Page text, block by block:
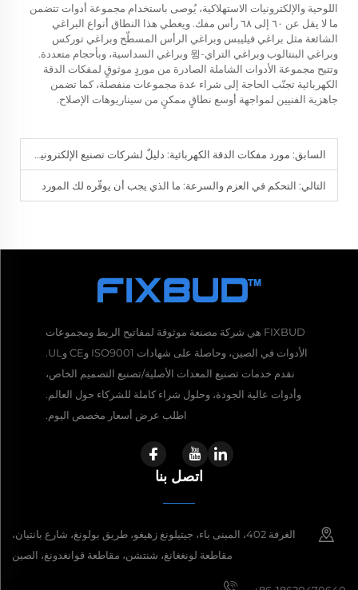
اللوحية والإلكترونيات الاستهلاكية، يُوصى باستخدام مجموعة أدوات تتضمن
ما لا يقل عن ٦٠ إلى ٦٨ رأس مفك. ويغطي هذا النطاق أنواع البراغي
الشائعة مثل براغي فيليبس وبراغي الرأس المسطّح وبراغي توركس
وبراغي البنتالوب وبراغي التراي-윙 وبراغي السداسية، وبأحجام متعددة.
وتتيح مجموعة الأدوات الشاملة الصادرة من موردٍ موثوقٍ لمفكات الدقة
الكهربائية تجنّب الحاجة إلى شراء عدة مجموعات منفصلة، كما تضمن
جاهزية الفنيين لمواجهة أوسع نطاقٍ ممكنٍ من سيناريوهات الإصلاح.
السابق: مورد مفكات الدقة الكهربائية: دليلٌ لشركات تصنيع الإلكترونيات
التالي: التحكم في العزم والسرعة: ما الذي يجب أن يوفّره لك المورد
FIXBUD هي شركة مصنعة موثوقة لمفاتيح الربط ومجموعات
الأدوات في الصين، وحاصلة على شهادات ISO9001 وCE وUL.
نقدم خدمات تصنيع المعدات الأصلية/تصنيع التصميم الخاص،
وأدوات عالية الجودة، وحلول شراء كاملة للشركاء حول العالم.
اطلب عرض أسعار مخصص اليوم.
اتصل بنا
الغرفة 402، المبنى باء، جيتيلونغ زهيغو، طريق بولونغ، شارع بانتيان،
مقاطعة لونغغانغ، شنتشن، مقاطعة قوانغدونغ، الصين